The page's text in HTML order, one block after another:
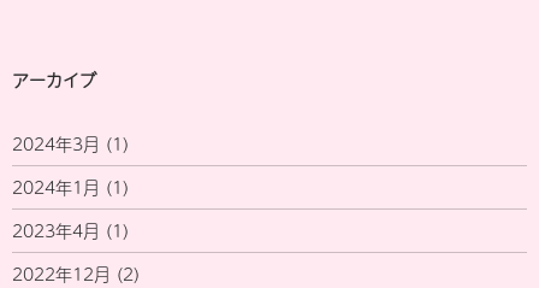
アーカイブ
2024年3月 (1)
2024年1月 (1)
2023年4月 (1)
2022年12月 (2)